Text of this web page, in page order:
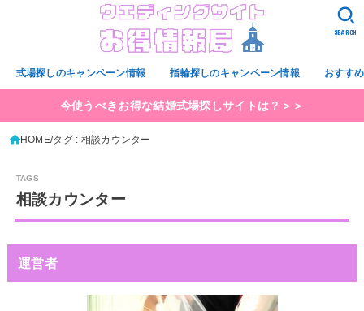
式場探しのキャンペーン情報 指輪探しのキャンペーン情報 おすす
SEARCH
今使うべきお得な結婚式場探しサイトは？＞＞
HOME タグ : 相談カウンター
相談カウンター
運営者